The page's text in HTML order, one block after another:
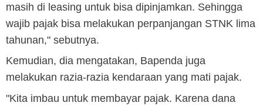
masih di leasing untuk bisa dipinjamkan. Sehingga
wajib pajak bisa melakukan perpanjangan STNK lima
tahunan," sebutnya.
Kemudian, dia mengatakan, Bapenda juga
melakukan razia-razia kendaraan yang mati pajak.
"Kita imbau untuk membayar pajak. Karena dana